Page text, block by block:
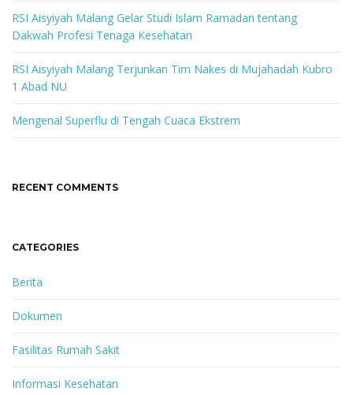
d
RSI Aisyiyah Malang Gelar Studi Islam Ramadan tentang
Dakwah Profesi Tenaga Kesehatan
RSI Aisyiyah Malang Terjunkan Tim Nakes di Mujahadah Kubro
1 Abad NU
Mengenal Superflu di Tengah Cuaca Ekstrem
RECENT COMMENTS
CATEGORIES
Berita
Dokumen
Fasilitas Rumah Sakit
Informasi Kesehatan